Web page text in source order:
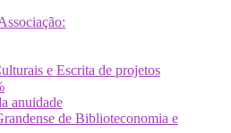
e Escrita de projetos
anuidade
de Biblioteconomia e